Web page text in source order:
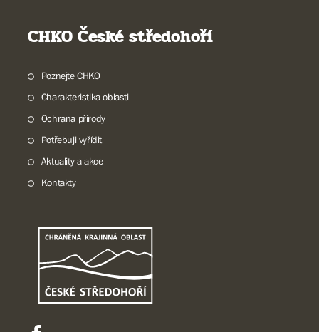
CHKO České středohoří
Poznejte CHKO
Charakteristika oblasti
Ochrana přírody
Potřebuji vyřídit
Aktuality a akce
Kontakty